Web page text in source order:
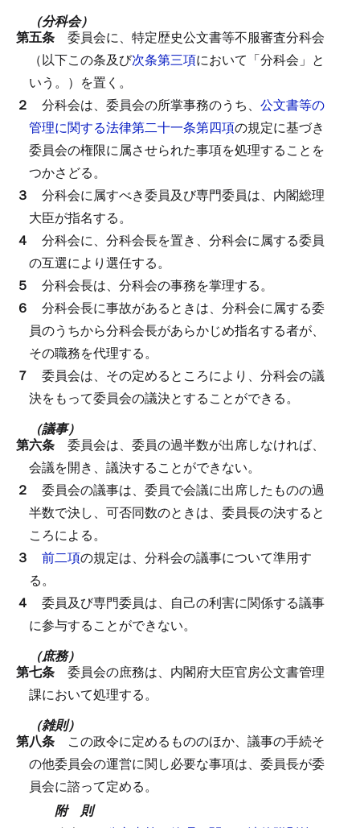
（分科会）
第五条 委員会に、特定歴史公文書等不服審査分科会
（以下この条及び次条第三項において「分科会」と
いう。）を置く。
２ 分科会は、委員会の所掌事務のうち、 公文書等の
管理に関する法律第二十一条第四項の規定に基づき
委員会の権限に属させられた事項を処理することを
つかさどる。
３ 分科会に属すべき委員及び専門委員は、内閣総理
大臣が指名する。
４ 分科会に、分科会長を置き、分科会に属する委員
の互選により選任する。
５ 分科会長は、分科会の事務を掌理する。
６ 分科会長に事故があるときは、分科会に属する委
員のうちから分科会長があらかじめ指名する者が、
その職務を代理する。
７ 委員会は、その定めるところにより、分科会の議
決をもって委員会の議決とすることができる。
（議事）
第六条 委員会は、委員の過半数が出席しなければ、
会議を開き、議決することができない。
２ 委員会の議事は、委員で会議に出席したものの過
半数で決し、可否同数のときは、委員長の決すると
ころによる。
３ 前二項の規定は、分科会の議事について準用す
る。
４ 委員及び専門委員は、自己の利害に関係する議事
に参与することができない。
（庶務）
第七条 委員会の庶務は、内閣府大臣官房公文書管理
課において処理する。
（雑則）
第八条 この政令に定めるもののほか、議事の手続そ
の他委員会の運営に関し必要な事項は、委員長が委
員会に諮って定める。
附 則